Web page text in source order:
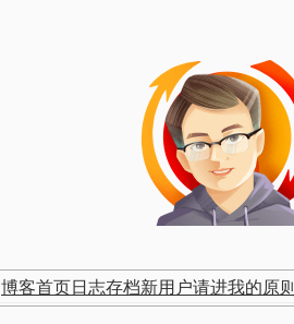
博客首页日志存档新用户请进我的原则